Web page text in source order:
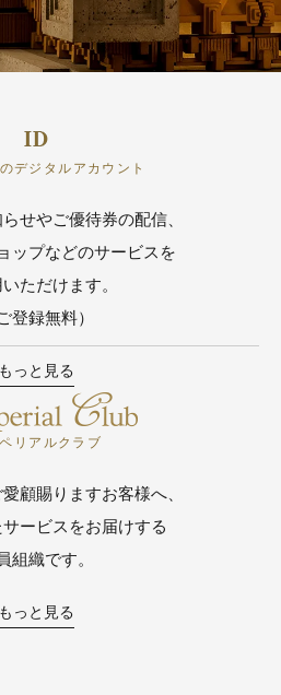
デジタルアカウント
せやご優待券の配信、
ップなどのサービスを
ただけます。
登録無料）
もっと見る
リアルクラブ
顧賜りますお客様へ、
ービスをお届けする
組織です。
もっと見る